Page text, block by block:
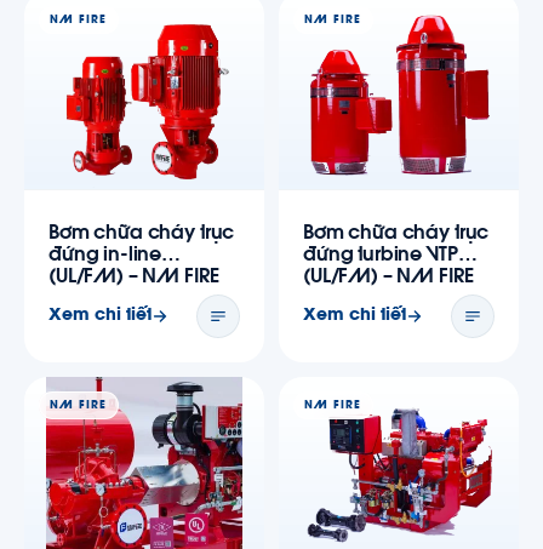
NM FIRE
Bơm chữa cháy trục
đứng in-line
(UL/FM) – NM FIRE
Xem chi tiết
NM FIRE
Bơm chữa cháy trục
đứng turbine VTP
(UL/FM) – NM FIRE
Xem chi tiết
NM FIRE NM FIRE